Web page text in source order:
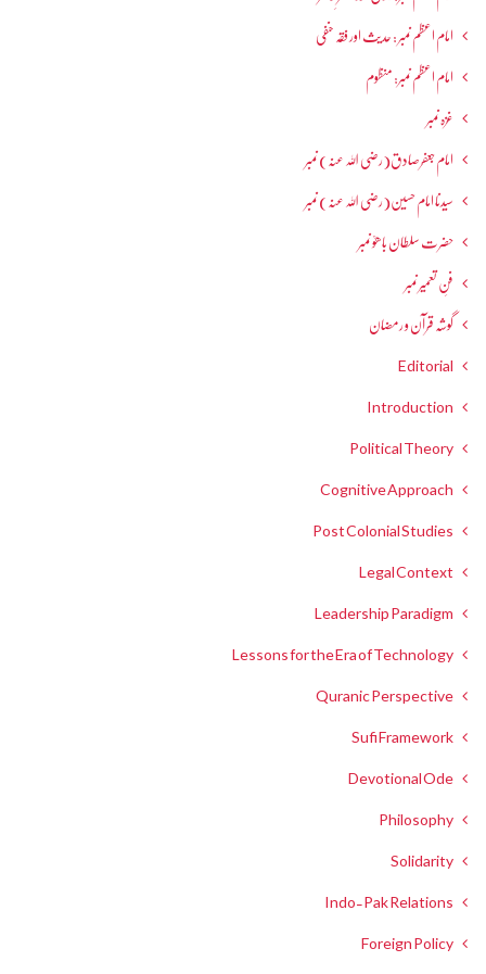
امام اعظم نمبر : حدیث اور فقہ حنفی
امام اعظم نمبر: منظوم
غزہ نمبر
امام جعفرصادق(رضی اللہ عنہ) نمبر
سیدنا امام حسین(رضی اللہ عنہ) نمبر
حضرت سلطان باھوؒ نمبر
فنِ تعمیر نمبر
گوشہ قرآن و رمضان
Editorial
Introduction
Political Theory
Cognitive Approach
Post Colonial Studies
Legal Context
Leadership Paradigm
Lessons for the Era of Technology
Quranic Perspective
Sufi Framework
Devotional Ode
Philosophy
Solidarity
Indo-Pak Relations
Foreign Policy